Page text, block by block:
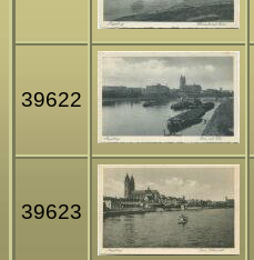
39622
39623